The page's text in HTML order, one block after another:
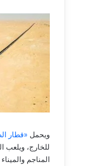
ويحمل «قطار
للخارج، ويلعب
المناجم